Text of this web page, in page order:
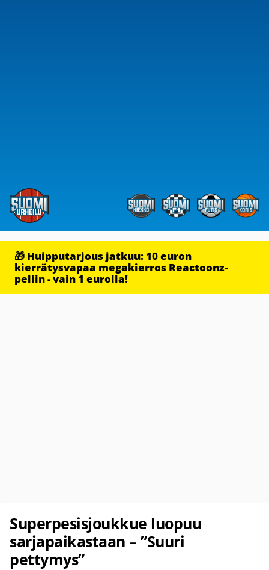
🎁 Huipputarjous jatkuu: 10 euron
kierrätysvapaa megakierros Reactoonz-
peliin - vain 1 eurolla!
Superpesisjoukkue luopuu
sarjapaikastaan – ”Suuri
pettymys”